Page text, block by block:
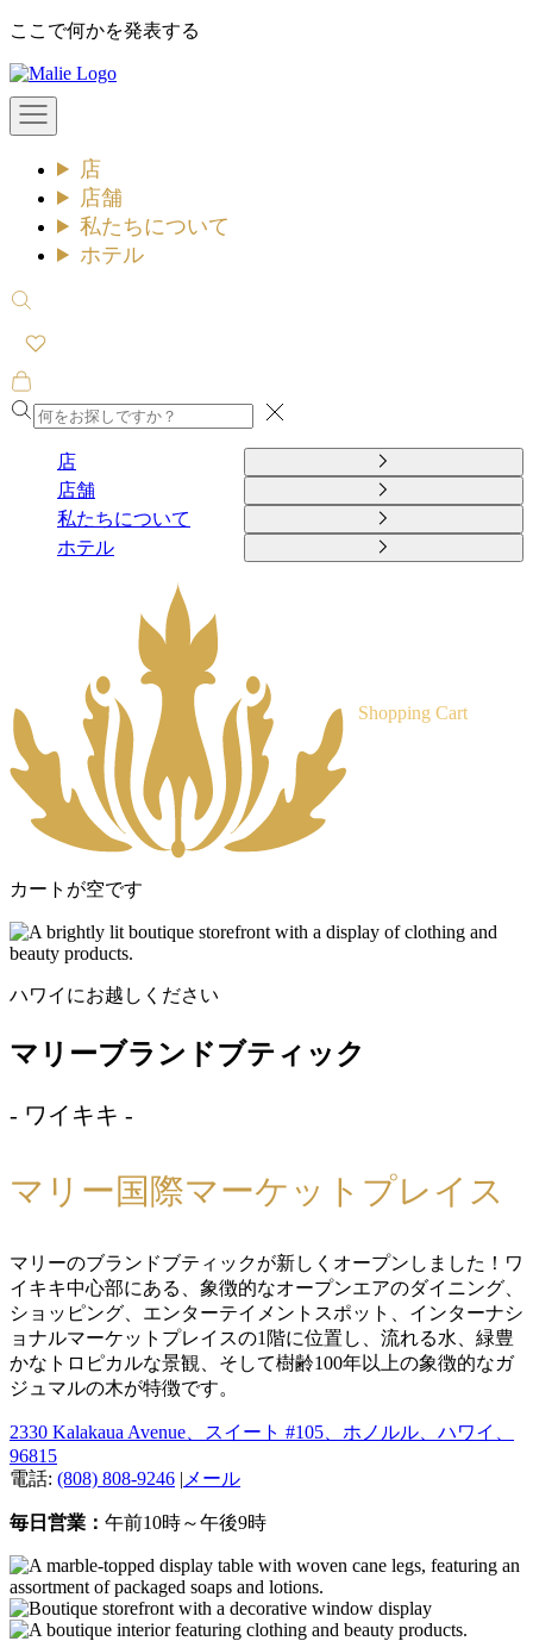
コ
テ
ン
ツ
ここで何かを発表する
Malie
メ
ニ
店
店舗
私たちについて
ホテル
検
を
開
く
カ
ー
閉
店
店舗
私たちについて
ホテル
Shopping Cart
カートが空です
ハワイにお越しください
マリーブランドブティック
- ワイキキ -
マリー国際マーケットプレイス
マリーのブランドブティックが新しくオープンしました！ワ
イキキ中心部にある、象徴的なオープンエアのダイニング、
ショッピング、エンターテイメントスポット、インターナシ
ョナルマーケットプレイスの1階に位置し、流れる水、緑豊
かなトロピカルな景観、そして樹齢100年以上の象徴的なガ
ジュマルの木が特徴です。
2330 Kalakaua Avenue、スイート #105、ホノルル、ハワイ、
96815
電話: (808) 808-9246 | メール
毎日営業： 午前10時～午後9時